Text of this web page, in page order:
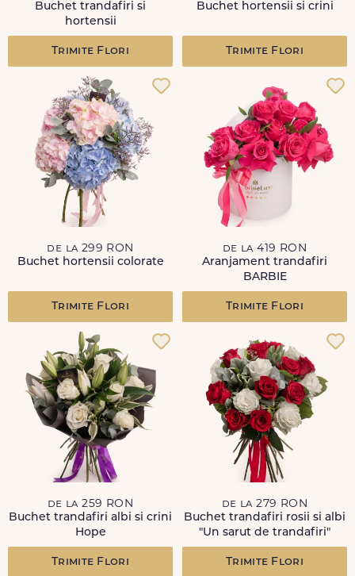
Buchet trandafiri si
hortensii
Trimite Flori
Buchet hortensii si crini
Trimite Flori
de la 299 RON
Buchet hortensii colorate
Trimite Flori
de la 419 RON
Aranjament trandafiri
BARBIE
Trimite Flori
de la 259 RON
Buchet trandafiri albi si crini
Hope
Trimite Flori
de la 279 RON
Buchet trandafiri rosii si albi
"Un sarut de trandafiri"
Trimite Flori